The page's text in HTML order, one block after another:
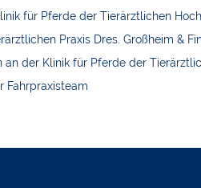
für Pferde der Tierärztlichen
Praxis Dres. Großheim &
der Klinik für Pferde der
Fahrpraxisteam